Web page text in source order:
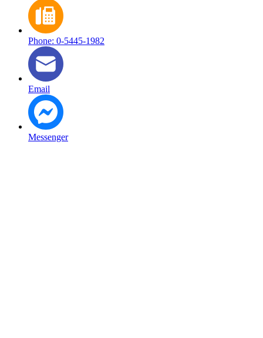
Phone: 0-5445-1982
Email
Messenger